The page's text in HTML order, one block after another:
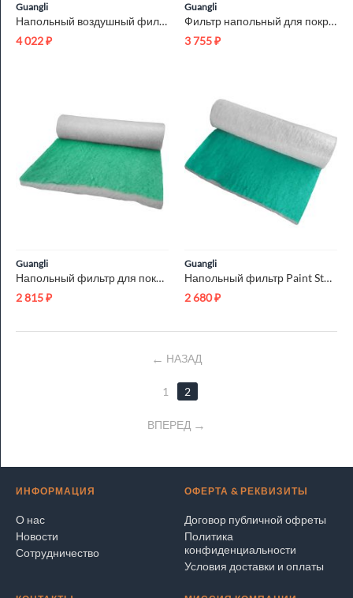
Guangli
Напольный воздушный фильтр Paint Stop G3 0.75x20м
4 022₽
Guangli
Фильтр напольный для покрасочной камеры Paint Stop G3 0.7x20м
3 755₽
Guangli
Напольный фильтр для покрасочной камеры Paint Stop G3 0.75x14м
2 815₽
Guangli
Напольный фильтр Paint Stop G3 0.5x20м
2 680₽
НАЗАД
1 2
ВПЕРЕД
ИНФОРМАЦИЯ
О нас
Новости
Сотрудничество
ОФЕРТА & РЕКВИЗИТЫ
Договор публичной офреты
Политика
конфиденциальности
Условия доставки и оплаты